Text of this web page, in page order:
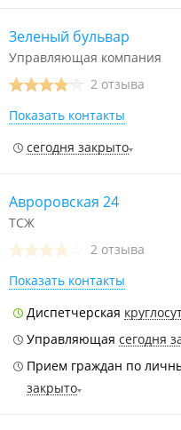
Зеленый бульвар
Управляющая компания
2 отзыва
Показать контакты
сегодня закрыто
Авроровская 24
ТСЖ
2 отзыва
Показать контакты
Диспетчерская
Управляющая сегодня
Прием граждан по
закрыто